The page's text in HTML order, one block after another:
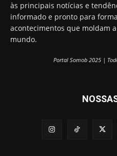
às principais notícias e
informado e pronto para
acontecimentos que moldam
mundo.
Portal Somob 2025 |